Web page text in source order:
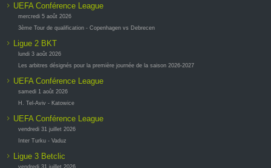
UEFA Conférence League
mercredi 5 août 2026
3ème Tour de qualification - Copenhagen vs Debrecen
Ligue 2 BKT
lundi 3 août 2026
Les arbitres désignés pour la première journée de la saison 2026-2027
UEFA Conférence League
samedi 1 août 2026
H. Tel-Aviv - Katowice
UEFA Conférence League
vendredi 31 juillet 2026
Inter Turku - Vaduz
Ligue 3 Betclic
vendredi 31 juillet 2026